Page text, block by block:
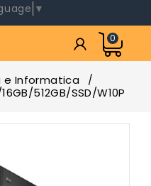
▼
0
e Informatica
512GB/SSD/W10P